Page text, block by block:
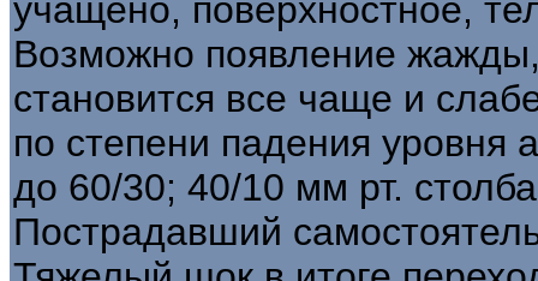
учащено, поверхностное,
Возможно появление
становится все чаще и
по степени падения уровня
до 60/30; 40/10 мм рт.
Пострадавший